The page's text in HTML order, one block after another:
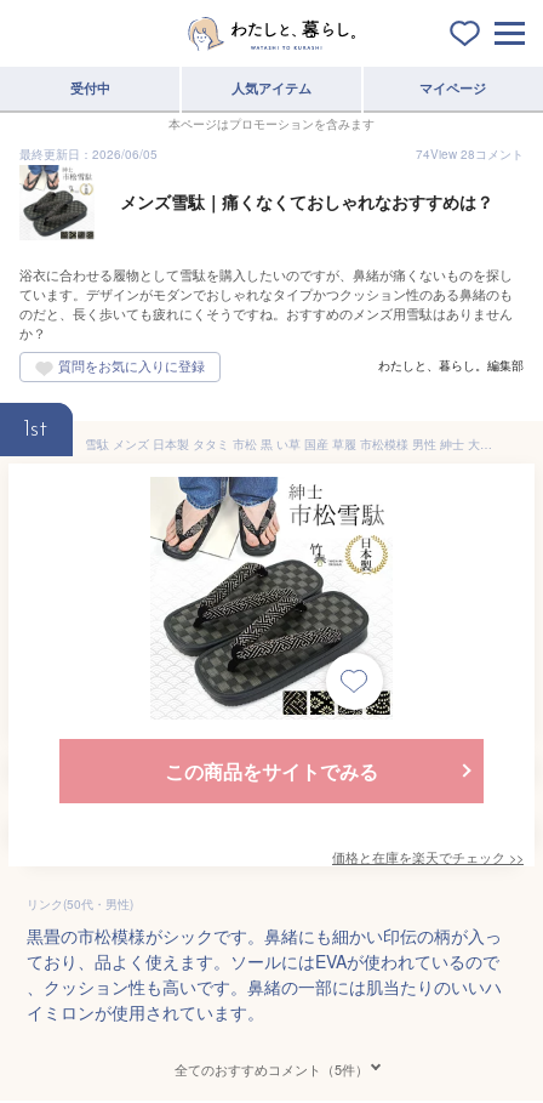
受付中 人気アイテム マイページ
本ページはプロモーションを含みます
最終更新日：2026/06/05
74View 28コメント
メンズ雪駄｜痛くなくておしゃれなおすすめは？
浴衣に合わせる履物として雪駄を購入したいのですが、鼻緒が痛くないものを探し
ています。デザインがモダンでおしゃれなタイプかつクッション性のある鼻緒のも
のだと、長く歩いても疲れにくそうですね。おすすめのメンズ用雪駄はありません
か？
わたしと、暮らし。編集部
1st
雪駄 メンズ 日本製 タタミ 市松 黒 い草 国産 草履 市松模様 男性 紳士 大きいサイズ セッタ お祭り 浴衣 ブラック 竹春 市松黒畳雪駄 鼻緒アソート L LL (kh-ichiMEN) SETTA 痛くない 印伝 プレゼント 贈り物 父の日 敬老 快適な履き心地 [宅配B]【送料無料】
この商品をサイトでみる
価格と在庫を楽天でチェック >>
リンク(50代・男性)
黒畳の市松模様がシックです。鼻緒にも細かい印伝の柄が入っ
ており、品よく使えます。ソールにはEVAが使われているので
、クッション性も高いです。鼻緒の一部には肌当たりのいいハ
イミロンが使用されています。
全てのおすすめコメント（5件）